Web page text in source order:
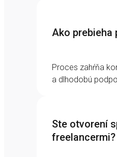
Ako prebieha
Proces zahŕňa
a dlhodobú
Ste otvorení
freelancermi?